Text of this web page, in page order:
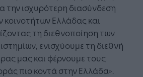
την ισχυρότερη διασύνδεση
Ελλάδας και
τη διεθνοποίηση των
ενισχύουμε τη διεθνή
μας και φέρνουμε τους
πιο κοντά στην Ελλάδα».